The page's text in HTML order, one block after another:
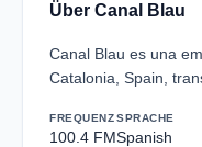
Über Canal Blau
Canal Blau es una
Catalonia, Spain,
FREQUENZ
100.4 FM
SPRACHE
Spanish